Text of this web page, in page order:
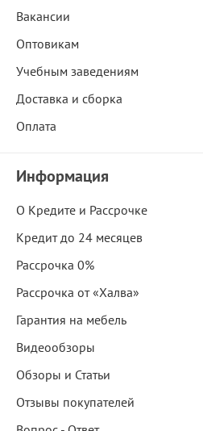
Вакансии
Оптовикам
Учебным заведениям
Доставка и сборка
Оплата
Информация
О Кредите и Рассрочке
Кредит до 24 месяцев
Рассрочка 0%
Рассрочка от «Халва»
Гарантия на мебель
Видеообзоры
Обзоры и Статьи
Отзывы покупателей